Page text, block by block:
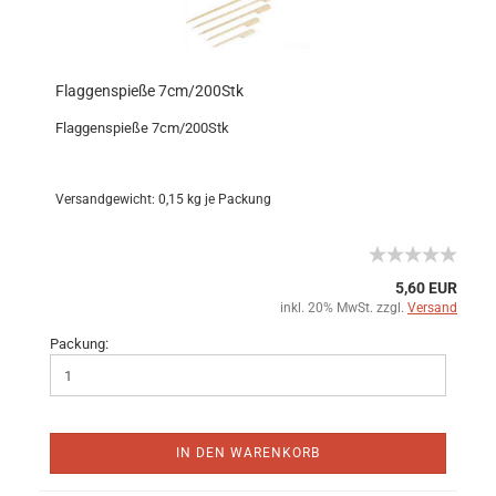
Flaggenspieße 7cm/200Stk
Flaggenspieße 7cm/200Stk
Versandgewicht: 0,15 kg je Packung
5,60 EUR
inkl. 20% MwSt. zzgl. Versand
Packung:
IN DEN WARENKORB